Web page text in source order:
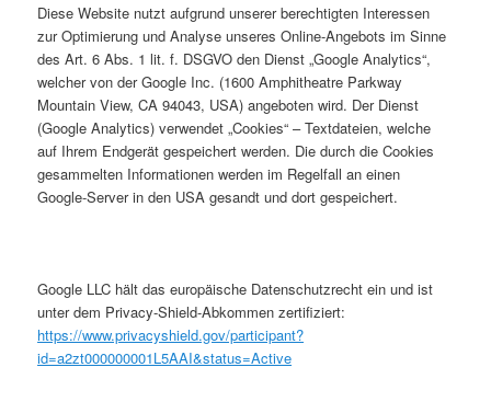
Diese Website nutzt aufgrund unserer berechtigten Interessen
zur Optimierung und Analyse unseres Online-Angebots im Sinne
des Art. 6 Abs. 1 lit. f. DSGVO den Dienst „Google Analytics“,
welcher von der Google Inc. (1600 Amphitheatre Parkway
Mountain View, CA 94043, USA) angeboten wird. Der Dienst
(Google Analytics) verwendet „Cookies“ – Textdateien, welche
auf Ihrem Endgerät gespeichert werden. Die durch die Cookies
gesammelten Informationen werden im Regelfall an einen
Google-Server in den USA gesandt und dort gespeichert.
Google LLC hält das europäische Datenschutzrecht ein und ist
unter dem Privacy-Shield-Abkommen zertifiziert:
https://www.privacyshield.gov/participant?
id=a2zt000000001L5AAI&status=Active